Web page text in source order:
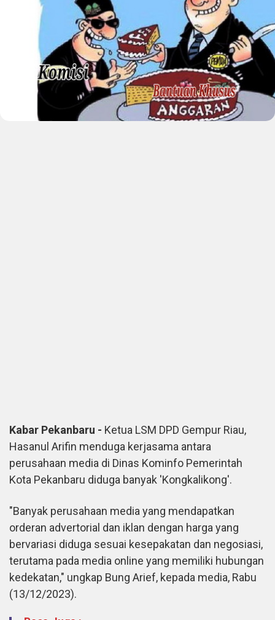
Kabar Pekanbaru - Ketua LSM DPD Gempur Riau,
Hasanul Arifin menduga kerjasama antara
perusahaan media di Dinas Kominfo Pemerintah
Kota Pekanbaru diduga banyak 'Kongkalikong'.
"Banyak perusahaan media yang mendapatkan
orderan advertorial dan iklan dengan harga yang
bervariasi diduga sesuai kesepakatan dan negosiasi,
terutama pada media online yang memiliki hubungan
kedekatan," ungkap Bung Arief, kepada media, Rabu
(13/12/2023).